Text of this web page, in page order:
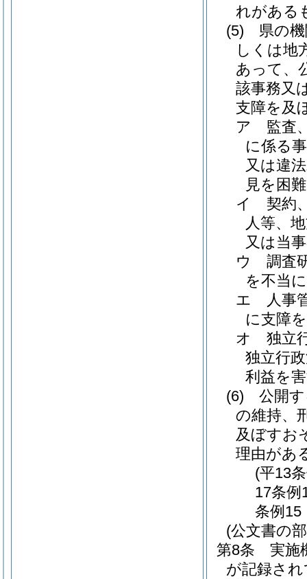
れがある
(5)
県の
しくは地
あって、
該事務又
支障を及
ア
監査
に係る
又は違
見を困
イ
契約
人等、
又は当
ウ
調査
を不当
エ
人事
に支障
オ
独立
独立行
利益を
(6)
公開
の維持、
及ぼすお
理由があ
(平13
17条例
条例15
(公文書の
第8条
実施
が記録さ